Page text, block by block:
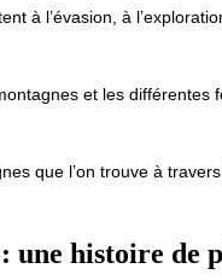
à l’évasion, à
et les différentes
que l’on trouve à
une histoire de